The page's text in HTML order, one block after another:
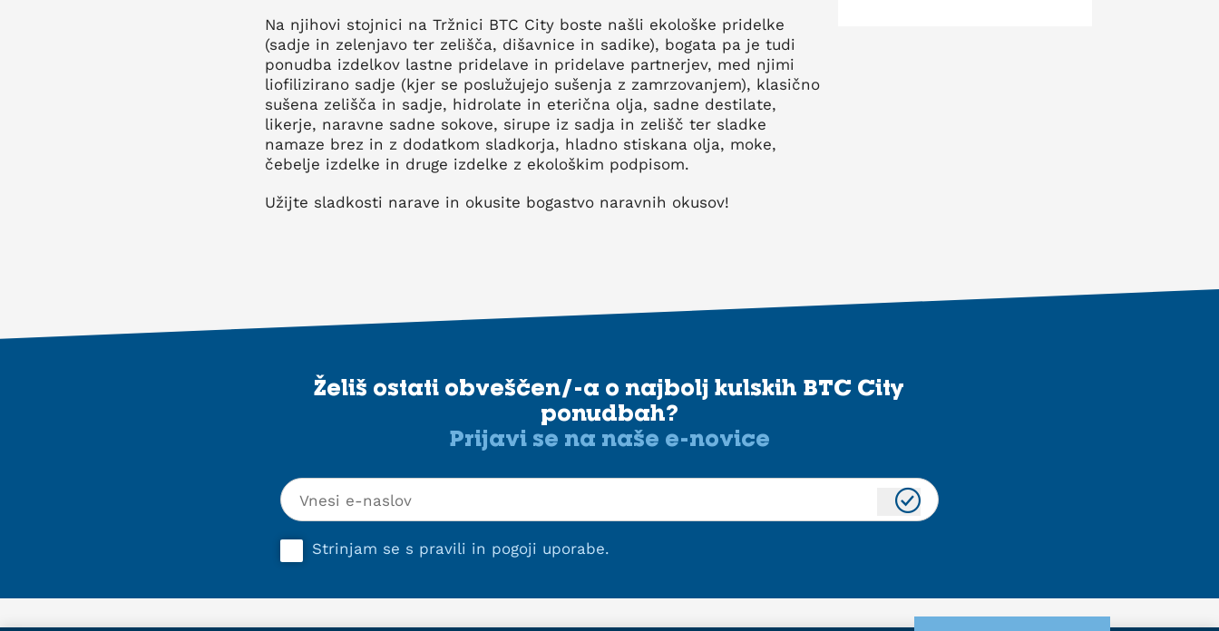
Na njihovi stojnici na Tržnici BTC City boste našli ekološke pridelke
(sadje in zelenjavo ter zelišča, dišavnice in sadike), bogata pa je tudi
ponudba izdelkov lastne pridelave in pridelave partnerjev, med njimi
liofilizirano sadje (kjer se poslužujejo sušenja z zamrzovanjem), klasično
sušena zelišča in sadje, hidrolate in eterična olja, sadne destilate,
likerje, naravne sadne sokove, sirupe iz sadja in zelišč ter sladke
namaze brez in z dodatkom sladkorja, hladno stiskana olja, moke,
čebelje izdelke in druge izdelke z ekološkim podpisom.
Užijte sladkosti narave in okusite bogastvo naravnih okusov!
Želiš ostati obveščen/-a o najbolj kulskih BTC City
ponudbah?
Prijavi se na naše e-novice
Strinjam se s pravili in pogoji uporabe.